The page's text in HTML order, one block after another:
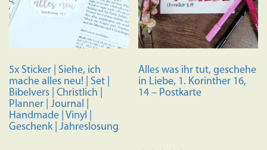
5x Sticker | Siehe, ich
mache alles neu! | Set |
Bibelvers | Christlich |
Planner | Journal |
Handmade | Vinyl |
Geschenk | Jahreslosung
Alles was ihr tut, geschehe
in Liebe, 1. Korinther 16,
14 – Postkarte